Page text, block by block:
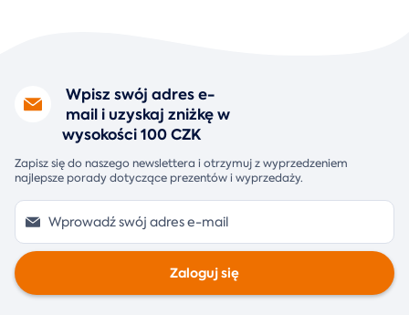
Wpisz swój adres e-
mail i uzyskaj zniżkę w
wysokości 100 CZK
Zapisz się do naszego newslettera i otrzymuj z wyprzedzeniem
najlepsze porady dotyczące prezentów i wyprzedaży.
Zaloguj się